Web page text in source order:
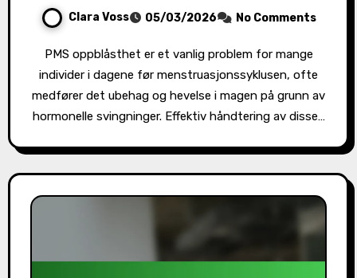
Clara Voss 05/03/2026 No Comments
PMS oppblåsthet er et vanlig problem for mange
individer i dagene før menstruasjonssyklusen, ofte
medfører det ubehag og hevelse i magen på grunn av
hormonelle svingninger. Effektiv håndtering av disse…